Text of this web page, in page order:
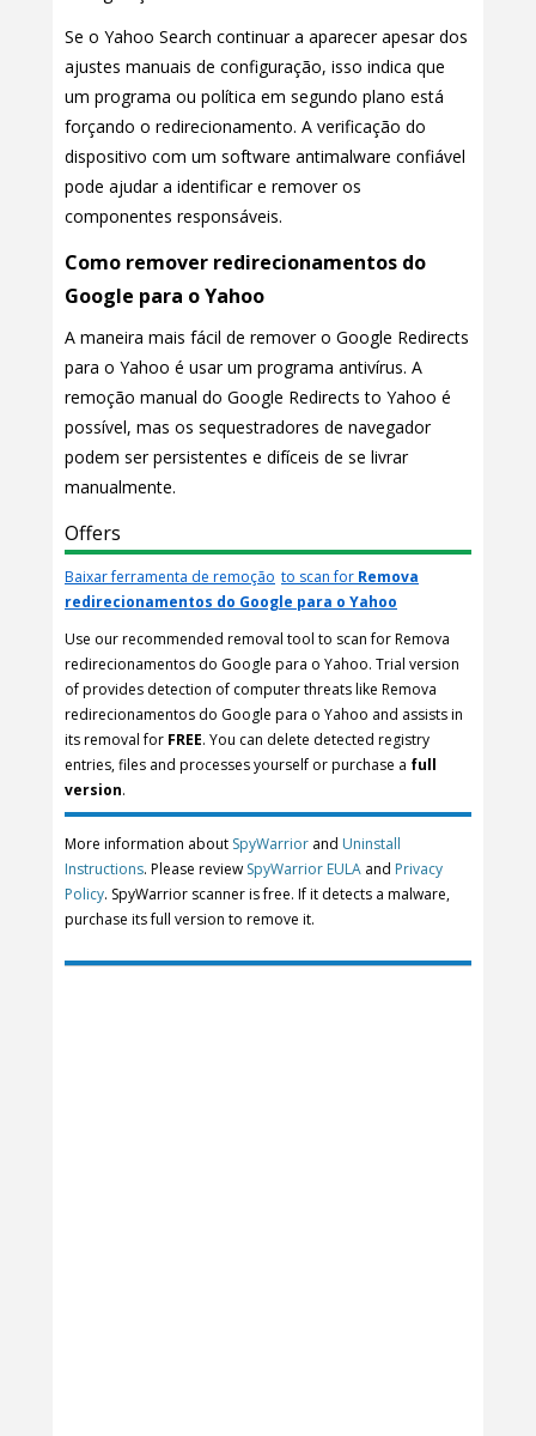
Se o Yahoo Search continuar a aparecer apesar dos
ajustes manuais de configuração, isso indica que
um programa ou política em segundo plano está
forçando o redirecionamento. A verificação do
dispositivo com um software antimalware confiável
pode ajudar a identificar e remover os
componentes responsáveis.
Como remover redirecionamentos do
Google para o Yahoo
A maneira mais fácil de remover o Google Redirects
para o Yahoo é usar um programa antivírus. A
remoção manual do Google Redirects to Yahoo é
possível, mas os sequestradores de navegador
podem ser persistentes e difíceis de se livrar
manualmente.
Offers
Baixar ferramenta de remoção to scan for Remova
redirecionamentos do Google para o Yahoo
Use our recommended removal tool to scan for Remova
redirecionamentos do Google para o Yahoo. Trial version
of provides detection of computer threats like Remova
redirecionamentos do Google para o Yahoo and assists in
its removal for FREE. You can delete detected registry
entries, files and processes yourself or purchase a full
version.
More information about SpyWarrior and Uninstall
Instructions. Please review SpyWarrior EULA and Privacy
Policy. SpyWarrior scanner is free. If it detects a malware,
purchase its full version to remove it.